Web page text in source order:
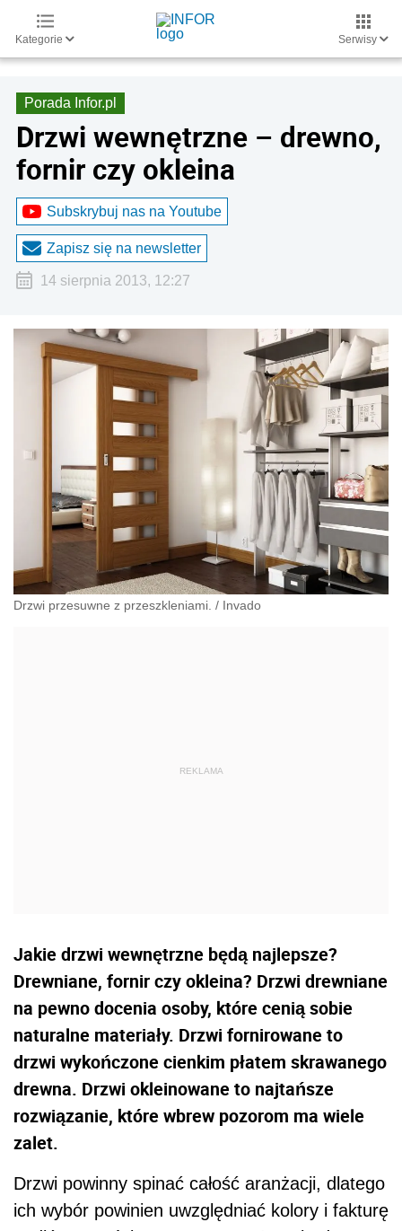
Kategorie Serwisy
Porada Infor.pl
Drzwi wewnętrzne – drewno,
fornir czy okleina
Subskrybuj nas na Youtube
Zapisz się na newsletter
14 sierpnia 2013, 12:27
Drzwi przesuwne z przeszkleniami. / Invado
Jakie drzwi wewnętrzne będą najlepsze?
Drewniane, fornir czy okleina? Drzwi drewniane
na pewno docenia osoby, które cenią sobie
naturalne materiały. Drzwi fornirowane to
drzwi wykończone cienkim płatem skrawanego
drewna. Drzwi okleinowane to najtańsze
rozwiązanie, które wbrew pozorom ma wiele
zalet.
Drzwi powinny spinać całość aranżacji, dlatego
ich wybór powinien uwzględniać kolory i fakturę